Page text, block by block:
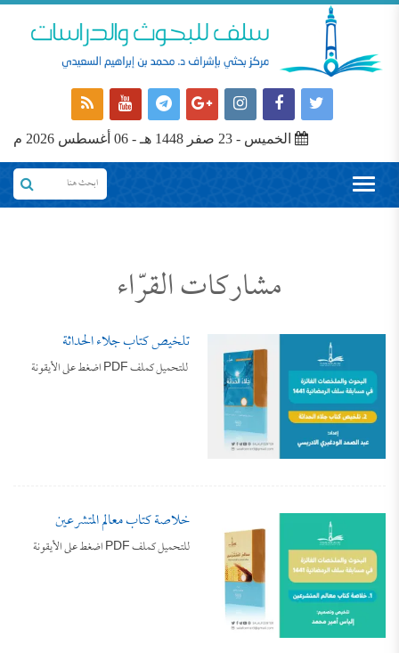
الخميس - 23 صفر 1448 هـ - 06 أغسطس 2026 م
مشاركات القرّاء
تلخيص كتاب جلاء الحداثة
للتحميل كملف PDF اضغط على الأيقونة
خلاصة كتاب معالم المتشرعين
للتحميل كملف PDF اضغط على الأيقونة